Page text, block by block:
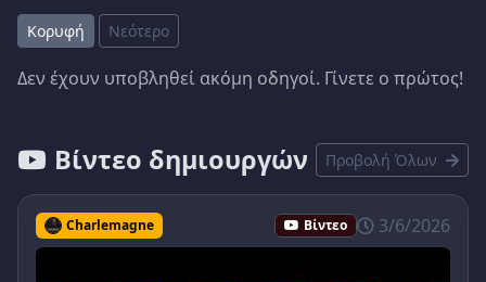
Κορυφή Νεότερο
Δεν έχουν υποβληθεί ακόμη οδηγοί. Γίνετε ο πρώτος!
Βίντεο δημιουργών Προβολή Όλων
Charlemagne Βίντεο 3/6/2026